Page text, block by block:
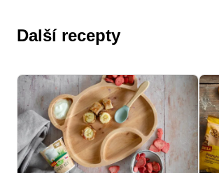
Další recepty